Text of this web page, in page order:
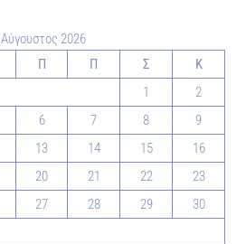
Αύγουστος 2026
Π Π Σ
Κ
1
2
6 7 8
9
13 14 15
16
20 21 22
23
27 28 29
30